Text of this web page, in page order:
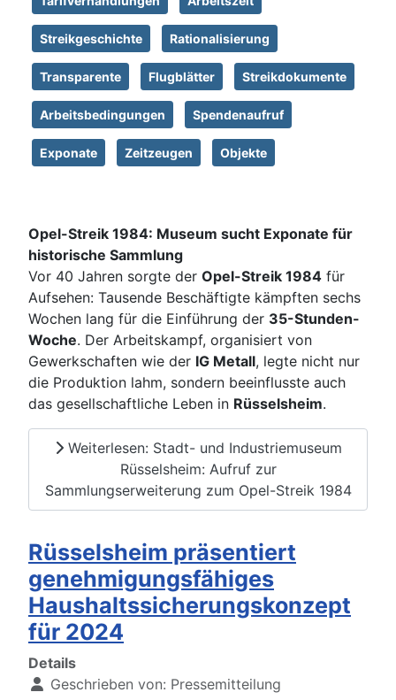
Streikgeschichte Rationalisierung
Transparente Flugblätter Streikdokumente
Arbeitsbedingungen Spendenaufruf
Exponate Zeitzeugen Objekte
Opel-Streik 1984: Museum sucht Exponate für
historische Sammlung
Vor 40 Jahren sorgte der Opel-Streik 1984 für
Aufsehen: Tausende Beschäftigte kämpften sechs
Wochen lang für die Einführung der 35-Stunden-
Woche. Der Arbeitskampf, organisiert von
Gewerkschaften wie der IG Metall, legte nicht nur
die Produktion lahm, sondern beeinflusste auch
das gesellschaftliche Leben in Rüsselsheim.
Weiterlesen: Stadt- und Industriemuseum
Rüsselsheim: Aufruf zur
Sammlungserweiterung zum Opel-Streik 1984
Rüsselsheim präsentiert
genehmigungsfähiges
Haushaltssicherungskonzept
für 2024
Details
Geschrieben von: Pressemitteilung